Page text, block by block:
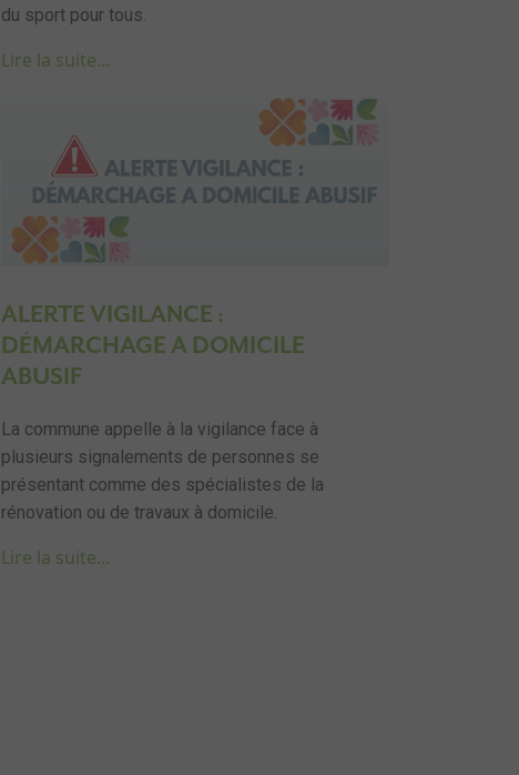
du sport pour tous.
Lire la suite...
ALERTE VIGILANCE :
DÉMARCHAGE A DOMICILE
ABUSIF
La commune appelle à la vigilance face à
plusieurs signalements de personnes se
présentant comme des spécialistes de la
rénovation ou de travaux à domicile.
Lire la suite...